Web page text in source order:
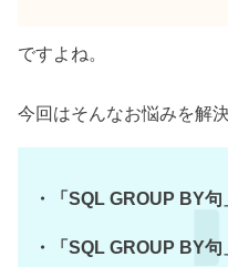
ですよね。
今回はそんなお悩みを解
・「SQL GROUP BY
・「SQL GROUP BY句